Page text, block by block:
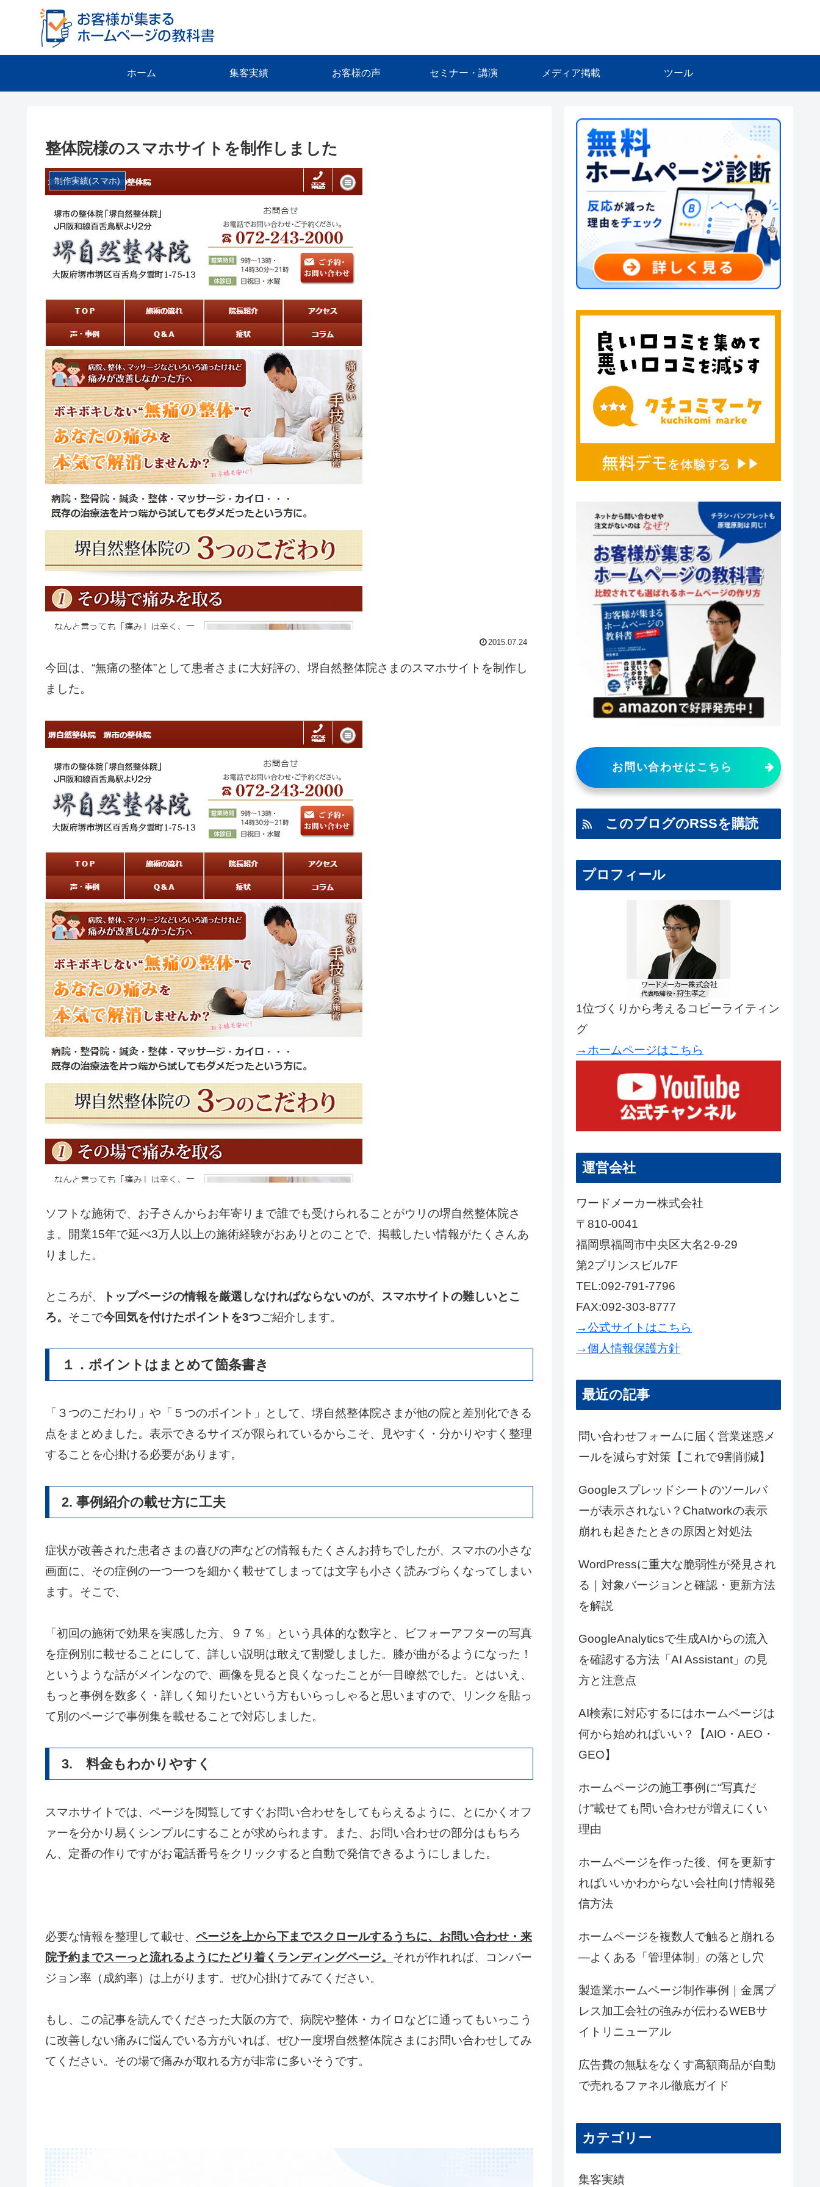
ホーム 集客実績 お客様の声 セミナー・講演 メディア掲載 ツール
整体院様のスマホサイトを制作しました
制作実績(スマホ)
2015.07.24
今回は、“無痛の整体”として患者さまに大好評の、堺自然整体院さまのスマホサイトを制作し
ました。
ソフトな施術で、お子さんからお年寄りまで誰でも受けられることがウリの堺自然整体院さ
ま。開業15年で延べ3万人以上の施術経験がおありとのことで、掲載したい情報がたくさんあ
りました。
ところが、
トップページの情報を厳選しなければならないのが、スマホサイトの難しいとこ
ろ。 そこで今回気を付けたポイントを3つご紹介します。
１．ポイントはまとめて箇条書き
「３つのこだわり」や「５つのポイント」として、堺自然整体院さまが他の院と差別化できる
点をまとめました。表示できるサイズが限られているからこそ、見やすく・分かりやすく整理
することを心掛ける必要があります。
2. 事例紹介の載せ方に工夫
症状が改善された患者さまの喜びの声などの情報もたくさんお持ちでしたが、スマホの小さな
画面に、その症例の一つ一つを細かく載せてしまっては文字も小さく読みづらくなってしまい
ます。そこで、
「初回の施術で効果を実感した方、９７％」という具体的な数字と、ビフォーアフターの写真
を症例別に載せることにして、詳しい説明は敢えて割愛しました。膝が曲がるようになった！
というような話がメインなので、画像を見ると良くなったことが一目瞭然でした。とはいえ、
もっと事例を数多く・詳しく知りたいという方もいらっしゃると思いますので、リンクを貼っ
て別のページで事例集を載せることで対応しました。
3. 料金もわかりやすく
スマホサイトでは、ページを閲覧してすぐお問い合わせをしてもらえるように、とにかくオフ
ァーを分かり易くシンプルにすることが求められます。また、お問い合わせの部分はもちろ
ん、定番の作りですがお電話番号をクリックすると自動で発信できるようにしました。
必要な情報を整理して載せ、 ページを上から下までスクロールするうちに、お問い合わせ・来
院予約までスーっと流れるようにたどり着くランディングページ。 それが作れれば、コンバー
ジョン率（成約率）は上がります。ぜひ心掛けてみてください。
もし、この記事を読んでくださった大阪の方で、病院や整体・カイロなどに通ってもいっこう
に改善しない痛みに悩んでいる方がいれば、ぜひ一度堺自然整体院さまにお問い合わせしてみ
てください。その場で痛みが取れる方が非常に多いそうです。
お問い合わせはこちら
このブログのRSSを購読
プロフィール
1位づくりから考えるコピーライティン
グ
→ホームページはこちら
運営会社
ワードメーカー株式会社
〒810-0041
福岡県福岡市中央区大名2-9-29
第2プリンスビル7F
TEL:092-791-7796
FAX:092-303-8777
→公式サイトはこちら
→個人情報保護方針
最近の記事
問い合わせフォームに届く営業迷惑メ
ールを減らす対策【これで9割削減】
Googleスプレッドシートのツールバ
ーが表示されない？Chatworkの表示
崩れも起きたときの原因と対処法
WordPressに重大な脆弱性が発見され
る｜対象バージョンと確認・更新方法
を解説
GoogleAnalyticsで生成AIからの流入
を確認する方法「AI Assistant」の見
方と注意点
AI検索に対応するにはホームページは
何から始めればいい？【AIO・AEO・
GEO】
ホームページの施工事例に“写真だ
け”載せても問い合わせが増えにくい
理由
ホームページを作った後、何を更新す
ればいいかわからない会社向け情報発
信方法
ホームページを複数人で触ると崩れる
―よくある「管理体制」の落とし穴
製造業ホームページ制作事例｜金属プ
レス加工会社の強みが伝わるWEBサ
イトリニューアル
広告費の無駄をなくす高額商品が自動
で売れるファネル徹底ガイド
カテゴリー
集客実績